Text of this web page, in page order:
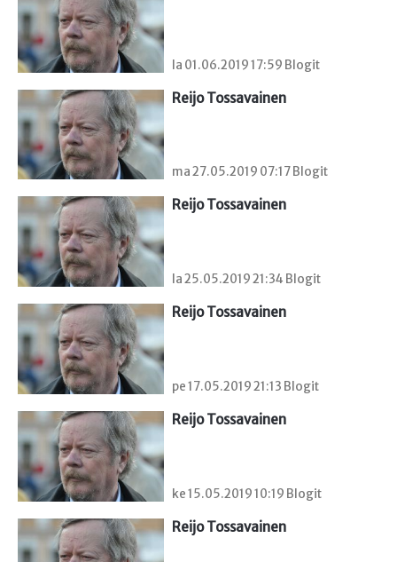
la 01.06.2019 17:59 Blogit
Reijo Tossavainen
ma 27.05.2019 07:17 Blogit
Reijo Tossavainen
la 25.05.2019 21:34 Blogit
Reijo Tossavainen
pe 17.05.2019 21:13 Blogit
Reijo Tossavainen
ke 15.05.2019 10:19 Blogit
Reijo Tossavainen